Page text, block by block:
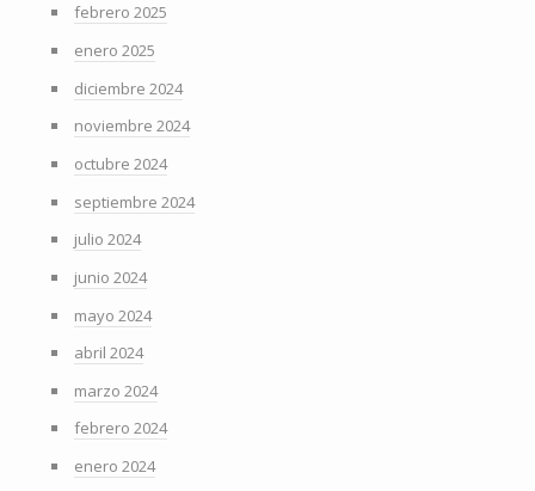
febrero 2025
enero 2025
diciembre 2024
noviembre 2024
octubre 2024
septiembre 2024
julio 2024
junio 2024
mayo 2024
abril 2024
marzo 2024
febrero 2024
enero 2024